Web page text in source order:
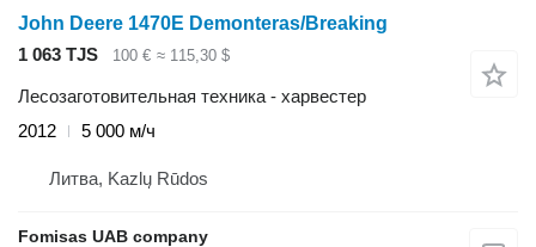
John Deere 1470E Demonteras/Breaking
1 063 TJS
100 € ≈ 115,30 $
Лесозаготовительная техника - харвестер
2012
5 000 м/ч
Литва, Kazlų Rūdos
Fomisas UAB company